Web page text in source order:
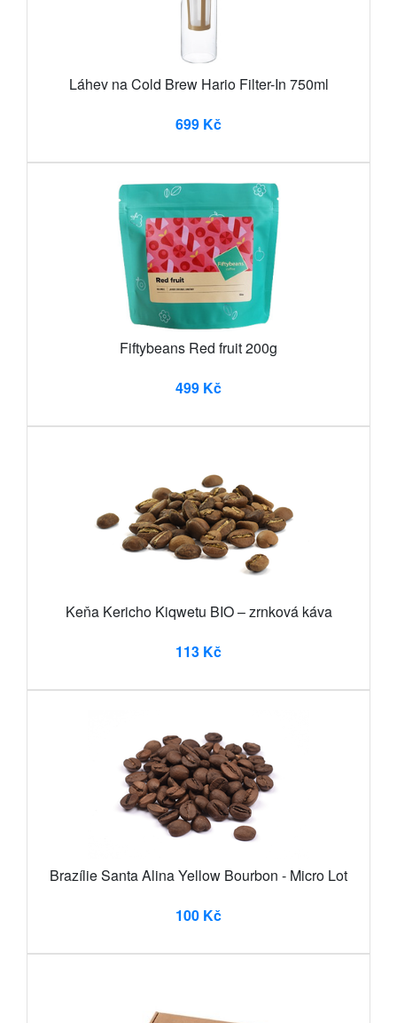
Láhev na Cold Brew Hario Filter-In 750ml
699 Kč
Fiftybeans Red fruit 200g
499 Kč
Keňa Kericho Kiqwetu BIO – zrnková káva
113 Kč
Brazílie Santa Alina Yellow Bourbon - Micro Lot
100 Kč